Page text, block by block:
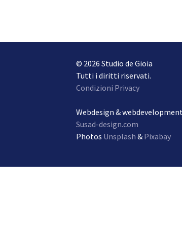
© 2026 Studio de Gioia
Tutti i diritti riservati.
Condizioni Privacy
Webdesign &
Susad-design.com
Photos Unsplash & Pixabay